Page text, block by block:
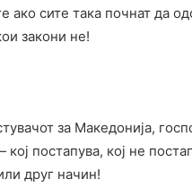
ако сите така почнат да
закони не!
за Македонија,
постапува, кој не
друг начин!